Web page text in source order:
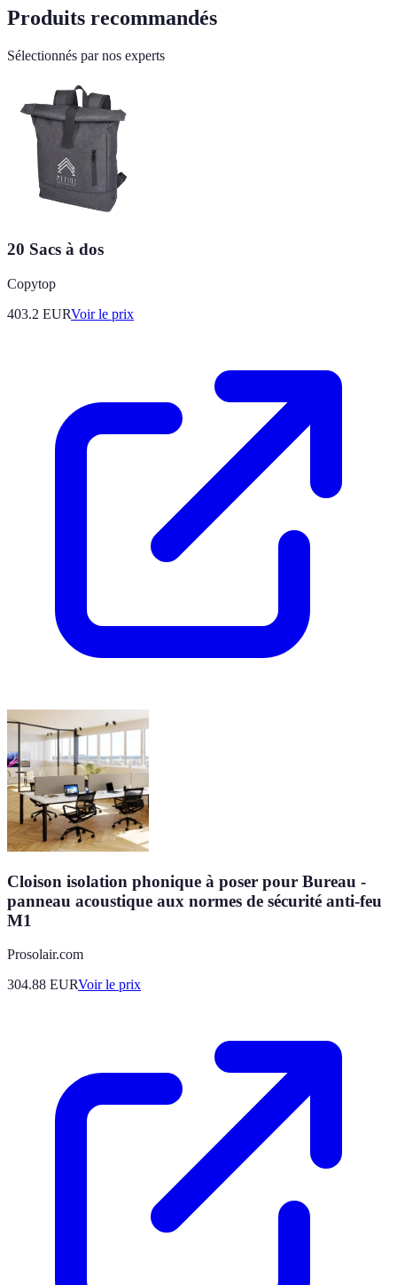
Produits recommandés
Sélectionnés par nos experts
20 Sacs à dos
Copytop
403.2 EURVoir le prix
Cloison isolation phonique à poser pour Bureau -
panneau acoustique aux normes de sécurité anti-feu
M1
Prosolair.com
304.88 EURVoir le prix